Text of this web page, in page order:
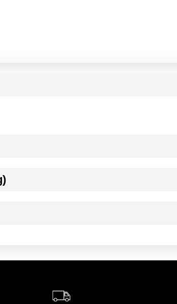
de Transgourmet Opérations